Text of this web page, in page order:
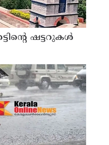
ഷട്ടറുകൾ